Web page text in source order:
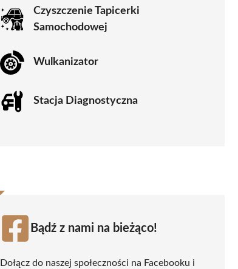
Czyszczenie Tapicerki
Samochodowej
Wulkanizator
Stacja Diagnostyczna
Bądź z nami na bieżąco!
Dołącz do naszej społeczności na Facebooku i